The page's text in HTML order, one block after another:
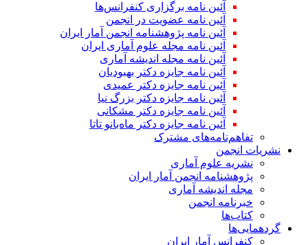
آئین نامه برگزاری کنفرانس‌ها
آئین نامه عضویت در انجمن
آئین نامه پژوهشنامه انجمن آمار ایران
آئین نامه مجله علوم آماری ایران
آئین نامه مجله اندیشه آماری
آئین‌ نامه جایزه دکتر بهبودیان
آئین نامه جایزه دکتر عمیدی
آئین نامه جایزه دکتر بزرگ نیا
آئین نامه جایزه دکتر مشکانی
آئین نامه جایزه دکتر ماه‌بانو تاتا
تفاهم‌نامه‌های مشترک
نشریات انجمن
نشریه علوم آماری
پژوهشنامه انجمن آمار ایران
مجله اندیشه آماری
خبرنامه انجمن
کتاب‌ها
گردهمایی‌ها
کنفرانس آمار ایران